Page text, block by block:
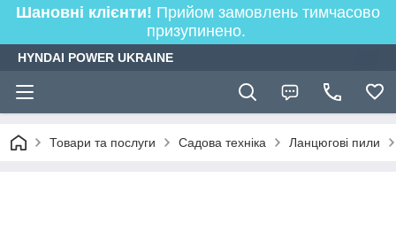
Шановні клієнти! Прийом замовлень тимчасово
призупинено.
HYNDAI POWER UKRAINE
Товари та послуги Садова техніка Ланцюгові пили